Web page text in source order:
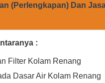
(Perlengkapan) Dan
:
Filter Kolam Renang
Dasar Air Kolam Renang
1-
Hayward SP1593